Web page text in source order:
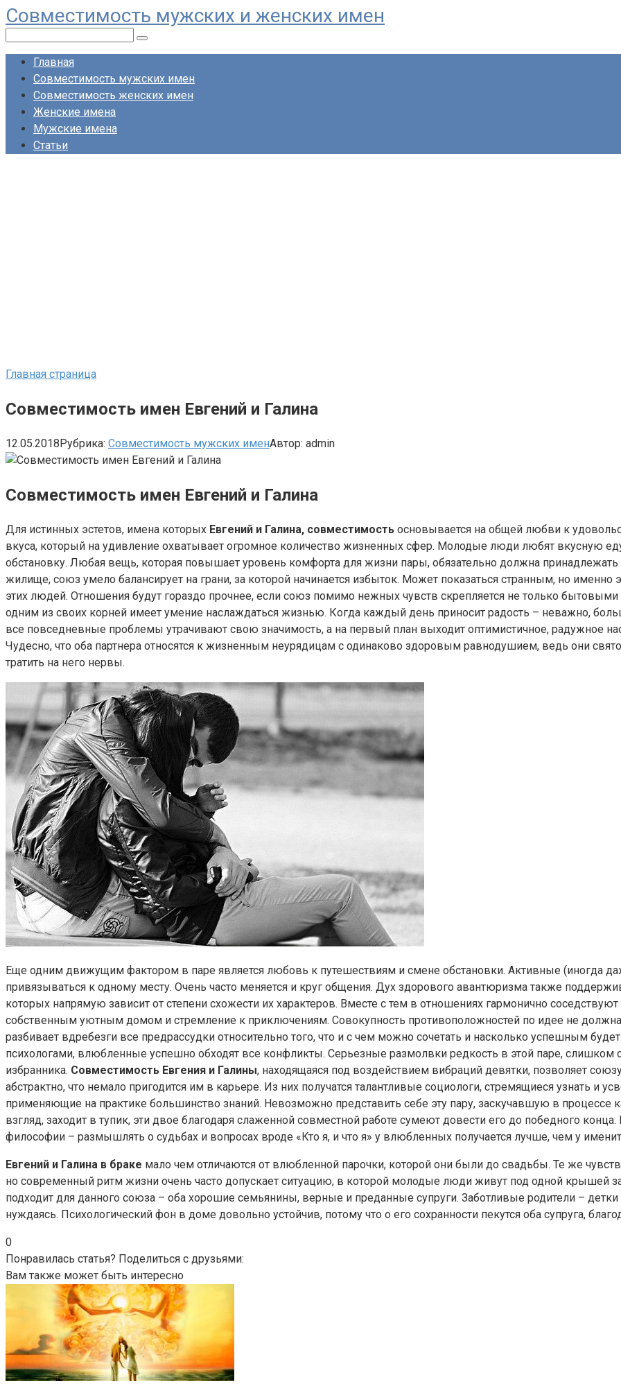
Перейти
к
контенту
Совместимость мужских и женских имен
Главная
Совместимость мужских имен
Совместимость женских имен
Женские имена
Мужские имена
Статьи
Главная страница
Совместимость имен Евгений и Галина
12.05.2018Рубрика: Совместимость мужских именАвтор: admin
Совместимость имен Евгений и Галина
Для истинных эстетов, имена которых Евгений и Галина, совместимость основывается на общей любви к
вкуса, который на удивление охватывает огромное количество жизненных сфер. Молодые люди любят вкусную
обстановку. Любая вещь, которая повышает уровень комфорта для жизни пары, обязательно должна
жилище, союз умело балансирует на грани, за которой начинается избыток. Может показаться странным, но
этих людей. Отношения будут гораздо прочнее, если союз помимо нежных чувств скрепляется не только
одним из своих корней имеет умение наслаждаться жизнью. Когда каждый день приносит радость – неважно,
все повседневные проблемы утрачивают свою значимость, а на первый план выходит оптимистичное, радужное
Чудесно, что оба партнера относятся к жизненным неурядицам с одинаково здоровым равнодушием, ведь они
тратить на него нервы.
Еще одним движущим фактором в паре является любовь к путешествиям и смене обстановки. Активные (иногда
привязываться к одному месту. Очень часто меняется и круг общения. Дух здорового авантюризма также
которых напрямую зависит от степени схожести их характеров. Вместе с тем в отношениях гармонично
собственным уютным домом и стремление к приключениям. Совокупность противоположностей по идее не
разбивает вдребезги все предрассудки относительно того, что и с чем можно сочетать и насколько успешным
психологами, влюбленные успешно обходят все конфликты. Серьезные размолвки редкость в этой паре,
избранника. Совместимость Евгения и Галины, находящаяся под воздействием вибраций девятки, позволяет
абстрактно, что немало пригодится им в карьере. Из них получатся талантливые социологи, стремящиеся узнать
применяющие на практике большинство знаний. Невозможно представить себе эту пару, заскучавшую в процессе
взгляд, заходит в тупик, эти двое благодаря слаженной совместной работе сумеют довести его до победного
философии – размышлять о судьбах и вопросах вроде «Кто я, и что я» у влюбленных получается лучше, чем у
Евгений и Галина в браке мало чем отличаются от влюбленной парочки, которой они были до свадьбы. Те же
но современный ритм жизни очень часто допускает ситуацию, в которой молодые люди живут под одной крышей
подходит для данного союза – оба хорошие семьянины, верные и преданные супруги. Заботливые родители –
нуждаясь. Психологический фон в доме довольно устойчив, потому что о его сохранности пекутся оба супруга,
0
Понравилась статья? Поделиться с друзьями:
Вам также может быть интересно